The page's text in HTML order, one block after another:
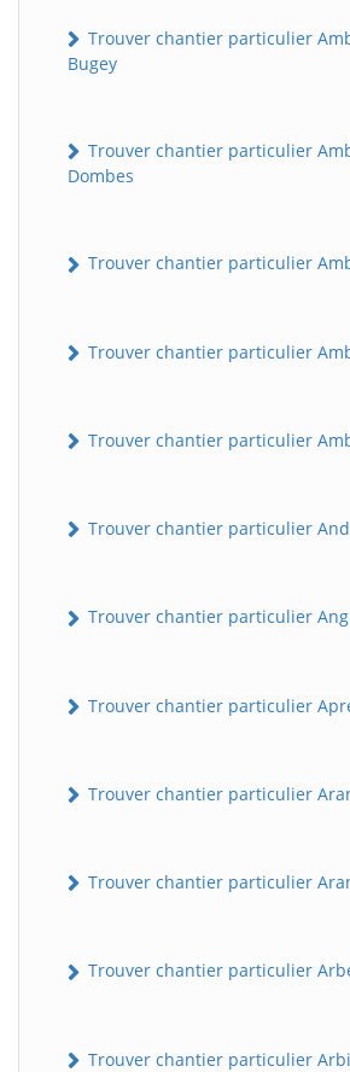
Trouver chantier particulier
Bugey
Trouver chantier particulier
Dombes
Trouver chantier particulier
Trouver chantier particulier
Trouver chantier particulier
Trouver chantier particulier
Trouver chantier particulier
Trouver chantier particulier
Trouver chantier particulier
Trouver chantier particulier
Trouver chantier particulier
Trouver chantier particulier